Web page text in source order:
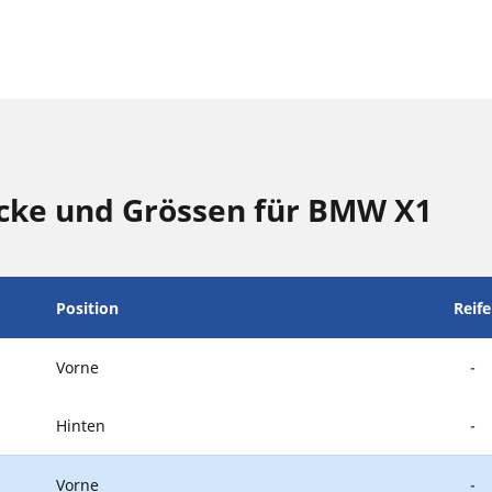
und Grössen für BMW X1
Position
Vorne -
Hinten -
Vorne -